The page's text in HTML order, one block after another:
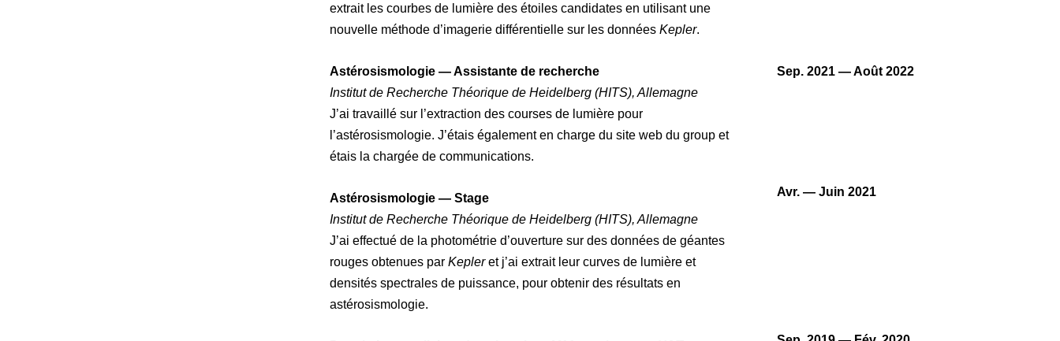
extrait les courbes de lumière des étoiles candidates en utilisant une
nouvelle méthode d’imagerie différentielle sur les données Kepler.
Astérosismologie — Assistante de recherche
Institut de Recherche Théorique de Heidelberg (HITS), Allemagne
J’ai travaillé sur l’extraction des courses de lumière pour
l’astérosismologie. J’étais également en charge du site web du group et
étais la chargée de communications.
Sep. 2021 — Août 2022
Astérosismologie — Stage
Institut de Recherche Théorique de Heidelberg (HITS), Allemagne
J’ai effectué de la photométrie d’ouverture sur des données de géantes
rouges obtenues par Kepleret j’ai extrait leur curves de lumière et
densités spectrales de puissance, pour obtenir des résultats en
astérosismologie.
Avr. — Juin 2021